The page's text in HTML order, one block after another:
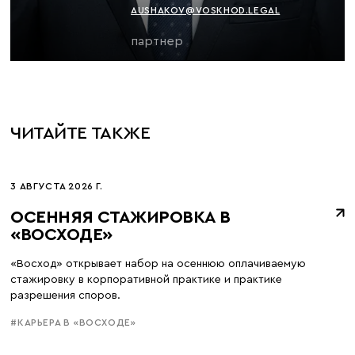
AUSHAKOV@VOSKHOD.LEGAL
партнер
ЧИТАЙТЕ ТАКЖЕ
3 АВГУСТА 2026 Г.
ОСЕННЯЯ СТАЖИРОВКА В
«ВОСХОДЕ»
«Восход» открывает набор на осеннюю оплачиваемую
стажировку в корпоративной практике и практике
разрешения споров.
#КАРЬЕРА В «ВОСХОДЕ»